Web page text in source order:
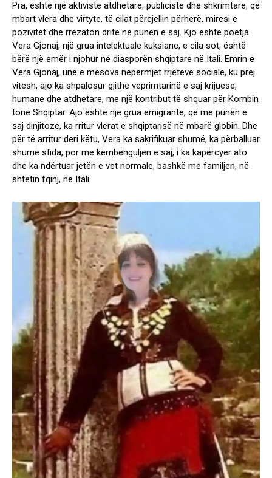
Pra, është një aktiviste atdhetare, publiciste dhe shkrimtare, që
mbart vlera dhe virtyte, të cilat përcjellin përherë, mirësi e
pozivitet dhe rrezaton dritë në punën e saj. Kjo është poetja
Vera Gjonaj, një grua intelektuale kuksiane, e cila sot, është
bërë një emër i njohur në diasporën shqiptare në Itali. Emrin e
Vera Gjonaj, unë e mësova nëpërmjet rrjeteve sociale, ku prej
vitesh, ajo ka shpalosur gjithë veprimtarinë e saj krijuese,
humane dhe atdhetare, me një kontribut të shquar për Kombin
tonë Shqiptar. Ajo është një grua emigrante, që me punën e
saj dinjitoze, ka rritur vlerat e shqiptarisë në mbarë globin. Dhe
për të arritur deri këtu, Vera ka sakrifikuar shumë, ka përballuar
shumë sfida, por me këmbënguljen e saj, i ka kapërcyer ato
dhe ka ndërtuar jetën e vet normale, bashkë me familjen, në
shtetin fqinj, në Itali.